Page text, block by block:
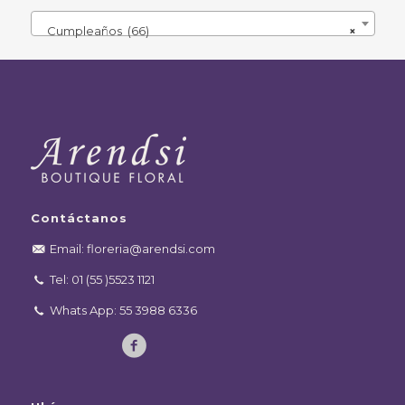
×
Cumpleaños (66)
Contáctanos
Email: floreria@arendsi.com
Tel: 01 (55 )5523 1121
Whats App: 55 3988 6336